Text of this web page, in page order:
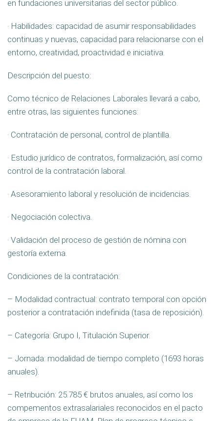
en fundaciones universitarias del sector público.
· Habilidades: capacidad de asumir responsabilidades
continuas y nuevas, capacidad para relacionarse con el
entorno, creatividad, proactividad e iniciativa.
Descripción del puesto:
Como técnico de Relaciones Laborales llevará a cabo,
entre otras, las siguientes funciones:
· Contratación de personal, control de plantilla.
· Estudio jurídico de contratos, formalización, así como
control de la contratación laboral.
· Asesoramiento laboral y resolución de incidencias.
· Negociación colectiva.
· Validación del proceso de gestión de nómina con
gestoría externa.
Condiciones de la contratación:
– Modalidad contractual: contrato temporal con opción
posterior a contratación indefinida (tasa de reposición).
– Categoría: Grupo I, Titulación Superior.
– Jornada: modalidad de tiempo completo (1693 horas
anuales).
– Retribución: 25.785 € brutos anuales, así como los
compementos extrasalariales reconocidos en el pacto